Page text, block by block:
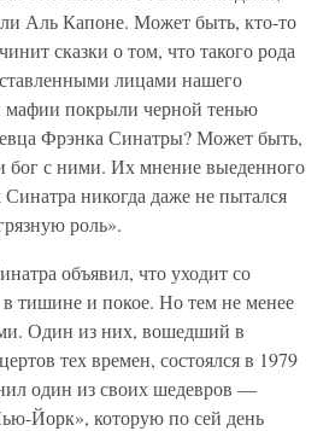
Аль Капоне. Может быть, кто-то
сказки о том, что такого рода
лицами нашего
мафии покрыли черной тенью
Фрэнка Синатры? Может быть,
бог с ними. Их мнение выеденного
никогда даже не пытался
роль».
объявил, что уходит со
тишине и покое. Но тем не менее
Один из них, вошедший в
тех времен, состоялся в 1979
один из своих шедевров —
Йорк», которую по сей день